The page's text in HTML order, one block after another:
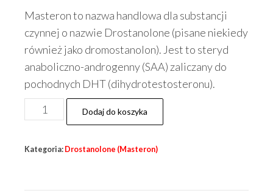
wynosiła:
zł150.00.
cena
wynosi:
zł125.00.
Masteron to nazwa handlowa dla substancji
czynnej o nazwie Drostanolone (pisane niekiedy
również jako dromostanolon). Jest to steryd
anaboliczno-androgenny (SAA) zaliczany do
pochodnych DHT (dihydrotestosteronu).
ilość
Drostanolone
10ml
Dodaj do koszyka
Kategoria: Drostanolone (Masteron)